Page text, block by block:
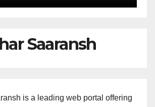
Saaransh
is a leading web portal offering